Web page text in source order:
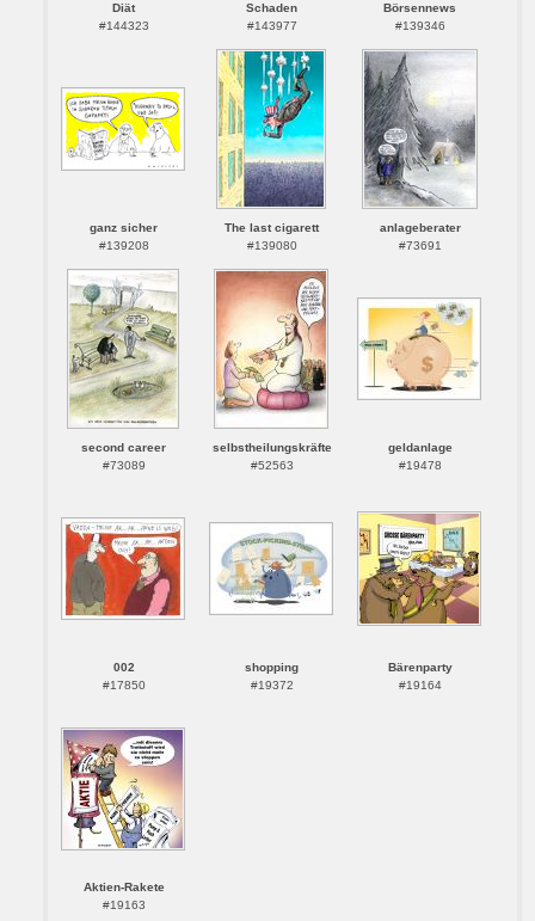
Diät
#144323
Schaden
#143977
Börsennews
#139346
ganz sicher
#139208
The last cigarett
#139080
anlageberater
#73691
second career
#73089
selbstheilungskräfte
#52563
geldanlage
#19478
002
#17850
shopping
#19372
Bärenparty
#19164
Aktien-Rakete
#19163